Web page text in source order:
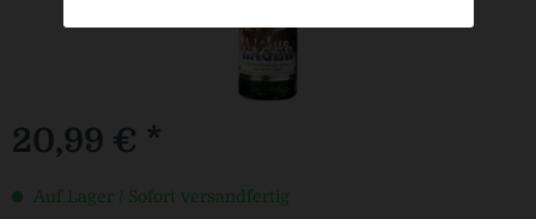
20,99 € *
Auf Lager / Sofort versandfertig